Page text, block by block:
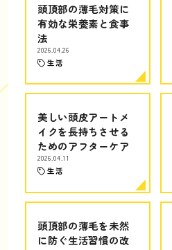
頭頂部の薄毛対策に
有効な栄養素と食事
法
2026.04.26
生活
美しい頭皮アートメ
イクを長持ちさせる
ためのアフターケア
2026.04.11
生活
頭頂部の薄毛を未然
に防ぐ生活習慣の改